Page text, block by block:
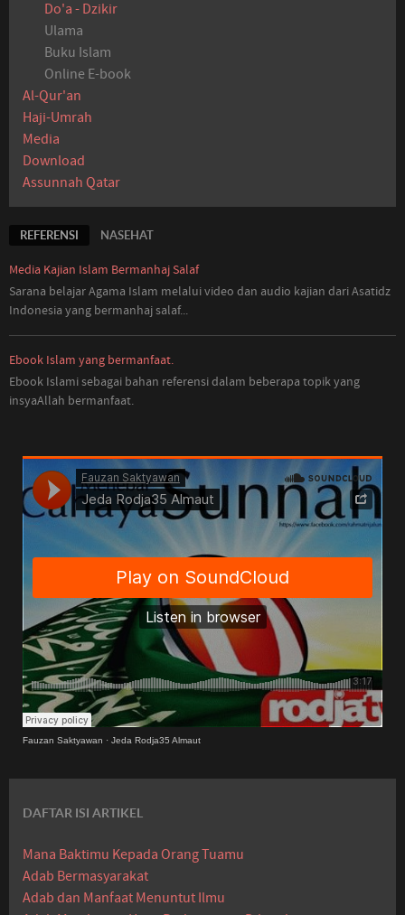
Do'a - Dzikir
Ulama
Buku Islam
Online E-book
Al-Qur'an
Haji-Umrah
Media
Download
Assunnah Qatar
REFERENSI NASEHAT
Media Kajian Islam Bermanhaj Salaf
Sarana belajar Agama Islam melalui video dan audio kajian dari Asatidz
Indonesia yang bermanhaj salaf...
Ebook Islam yang bermanfaat.
Ebook Islami sebagai bahan referensi dalam beberapa topik yang
insyaAllah bermanfaat.
Fauzan Saktyawan · Jeda Rodja35 Almaut
DAFTAR ISI ARTIKEL
Mana Baktimu Kepada Orang Tuamu
Adab Bermasyarakat
Adab dan Manfaat Menuntut Ilmu